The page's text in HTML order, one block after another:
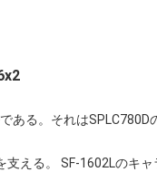
ある。それはSPLC780D
える。 SF-1602Lのキャ